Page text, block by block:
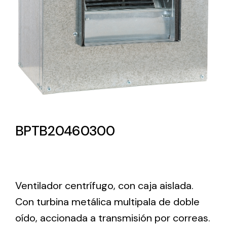
Lighting and Electrical
Equipment
Complete solutions in lighting and electrical
material for each project and need
ventilación industriales
BPTB20460300
Ventilador centrífugo, con caja aislada.
Con turbina metálica multipala de doble
oído, accionada a transmisión por correas.